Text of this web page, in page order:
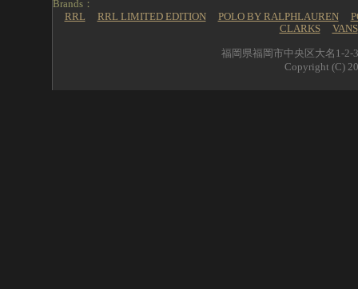
Brands：
RRL
RRL LIMITED EDITION POLO BY RALPHLAUREN
CLARKS
VANS
福岡県福岡市中央区大名1-2-
Copyright (C)